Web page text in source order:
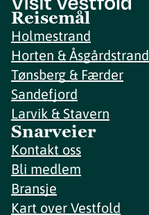
Reisemål
Holmestrand
Horten & Åsgårdstrand
Tønsberg & Færder
Sandefjord
Larvik & Stavern
Snarveier
Kontakt oss
Bli medlem
Bransje
Kart over Vestfold